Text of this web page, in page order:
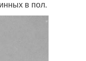
в пол.